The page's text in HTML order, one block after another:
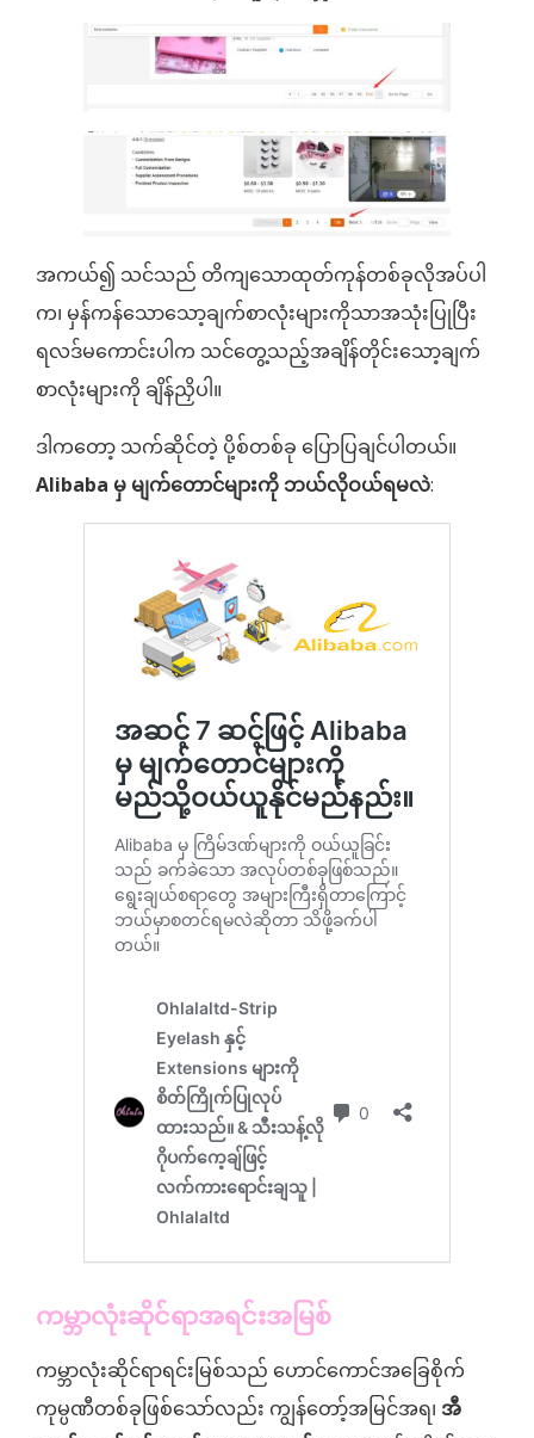
အကယ်၍ သင်သည် တိကျသောထုတ်ကုန်တစ်ခုလိုအပ်ပါ
က၊ မှန်ကန်သောသော့ချက်စာလုံးများကိုသာအသုံးပြုပြီး
ရလဒ်မကောင်းပါက သင်တွေ့သည့်အချိန်တိုင်းသော့ချက်
စာလုံးများကို ချိန်ညှိပါ။
ဒါကတော့ သက်ဆိုင်တဲ့ ပို့စ်တစ်ခု ပြောပြချင်ပါတယ်။
Alibaba မှ မျက်တောင်များကို ဘယ်လိုဝယ်ရမလဲ:
ကမ္ဘာလုံးဆိုင်ရာအရင်းအမြစ်
ကမ္ဘာလုံးဆိုင်ရာရင်းမြစ်သည် ဟောင်ကောင်အခြေစိုက်
ကုမ္ပဏီတစ်ခုဖြစ်သော်လည်း ကျွန်တော့်အမြင်အရ၊ အီ